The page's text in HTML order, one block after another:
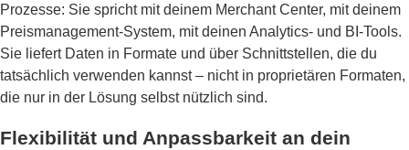
Prozesse: Sie spricht mit deinem Merchant Center, mit deinem
Preismanagement-System, mit deinen Analytics- und BI-Tools.
Sie liefert Daten in Formate und über Schnittstellen, die du
tatsächlich verwenden kannst – nicht in proprietären Formaten,
die nur in der Lösung selbst nützlich sind.
Flexibilität und Anpassbarkeit an dein